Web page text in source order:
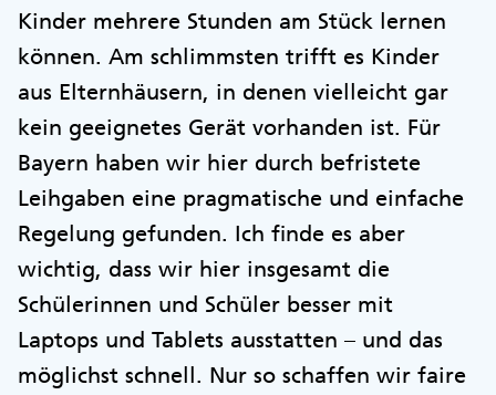
Kinder mehrere Stunden am Stück lernen
können. Am schlimmsten trifft es Kinder
aus Elternhäusern, in denen vielleicht gar
kein geeignetes Gerät vorhanden ist. Für
Bayern haben wir hier durch befristete
Leihgaben eine pragmatische und einfache
Regelung gefunden. Ich finde es aber
wichtig, dass wir hier insgesamt die
Schülerinnen und Schüler besser mit
Laptops und Tablets ausstatten – und das
möglichst schnell. Nur so schaffen wir faire